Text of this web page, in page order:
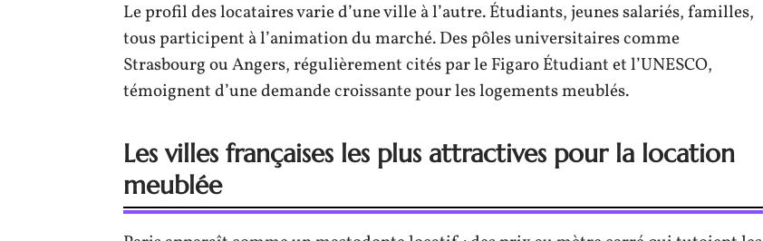
Le profil des locataires varie d’une ville à l’autre. Étudiants, jeunes salariés, familles,
tous participent à l’animation du marché. Des pôles universitaires comme
Strasbourg ou Angers, régulièrement cités par le Figaro Étudiant et l’UNESCO,
témoignent d’une demande croissante pour les logements meublés.
Les villes françaises les plus attractives pour la location
meublée